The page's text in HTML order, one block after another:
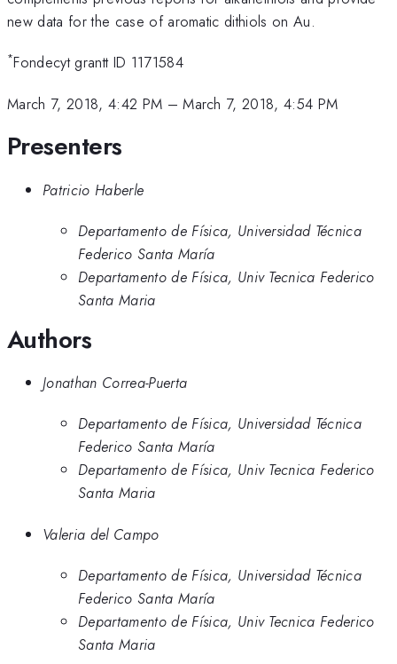
new data for the case of aromatic dithiols on Au.
*Fondecyt grantt ID 1171584
March 7, 2018, 4:42 PM –March 7, 2018, 4:54 PM
Presenters
Patricio Haberle
Departamento de Física, Universidad Técnica
Federico Santa María
Departamento de Física, Univ Tecnica Federico
Santa Maria
Authors
Jonathan Correa-Puerta
Departamento de Física, Universidad Técnica
Federico Santa María
Departamento de Física, Univ Tecnica Federico
Santa Maria
Valeria del Campo
Departamento de Física, Universidad Técnica
Federico Santa María
Departamento de Física, Univ Tecnica Federico
Santa Maria